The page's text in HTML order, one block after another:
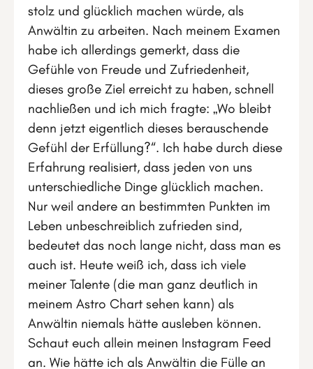
stolz und glücklich machen würde, als
Anwältin zu arbeiten. Nach meinem Examen
habe ich allerdings gemerkt, dass die
Gefühle von Freude und Zufriedenheit,
dieses große Ziel erreicht zu haben, schnell
nachließen und ich mich fragte: „Wo bleibt
denn jetzt eigentlich dieses berauschende
Gefühl der Erfüllung?“. Ich habe durch diese
Erfahrung realisiert, dass jeden von uns
unterschiedliche Dinge glücklich machen.
Nur weil andere an bestimmten Punkten im
Leben unbeschreiblich zufrieden sind,
bedeutet das noch lange nicht, dass man es
auch ist. Heute weiß ich, dass ich viele
meiner Talente (die man ganz deutlich in
meinem Astro Chart sehen kann) als
Anwältin niemals hätte ausleben können.
Schaut euch allein meinen Instagram Feed
an. Wie hätte ich als Anwältin die Fülle an